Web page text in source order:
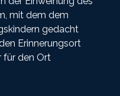
mit dem dem
gedacht
Erinnerungsort
für den Ort